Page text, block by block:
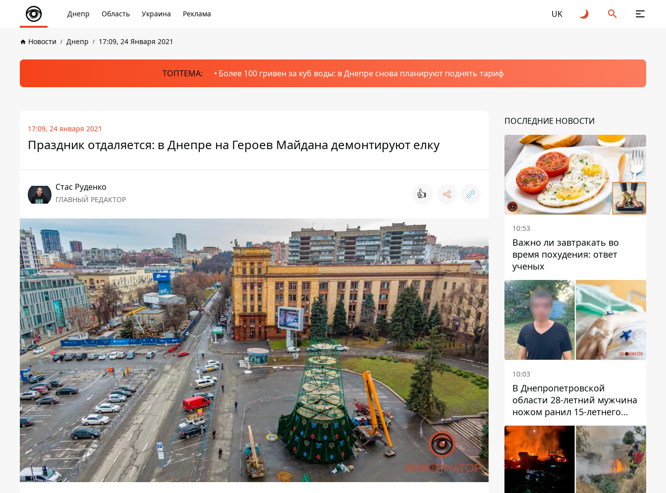
Днепр Область Украина Реклама UK
Новости Днепр 17:09, 24 Января 2021
ТОПТЕМА: Более 100 гривен за куб воды: в Днепре снова планируют поднять тариф
17:09, 24 января 2021
Праздник отдаляется: в Днепре на Героев Майдана демонтируют елку
Стаc Руденко
ГЛАВНЫЙ РЕДАКТОР 👍
ПОСЛЕДНИЕ НОВОСТИ
10:53
Важно ли завтракать во
время похудения: ответ
ученых
10:03
В Днепропетровской
области 28-летний мужчина
ножом ранил 15-летнего
парня